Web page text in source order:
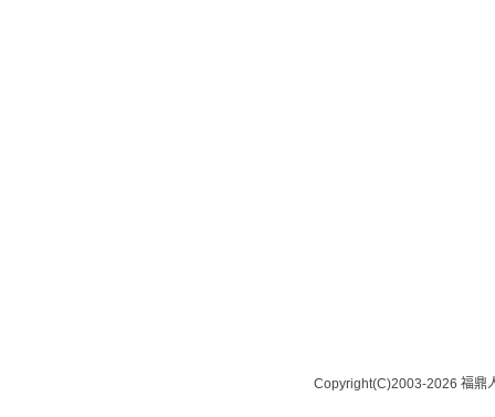
Copyright(C)2003-2026 福